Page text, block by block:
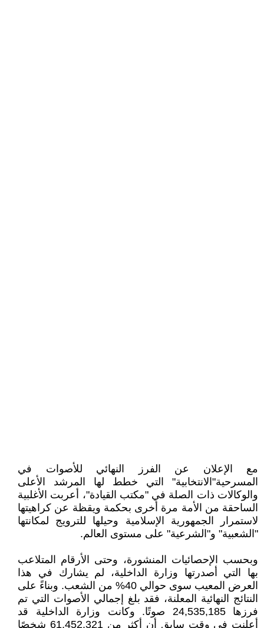
مع الإعلان عن الفرز النهائي للأصوات في
المسرحية"الانتخابية" التي خطط لها المرشد الأعلى
والوكالات ذات الصلة في "مكتب القيادة"، أعربت الأغلبية
الساحقة من الأمة مرة أخرى بحكمة ويقظة عن كراهيتها
لاستمرار الجمهورية الإسلامية وحيلها للترويج لمكانتها
"الشعبية" و"الشرعية" على مستوى العالم.
وبحسب الإحصائيات المنشورة، وحتى الأرقام المتلاعب
بها التي أصدرتها وزارة الداخلية، لم يشارك في هذا
العرض المعيب سوى حوالي 40% من الشعب. وبناءً على
النتائج النهائية المعلنة، فقد بلغ إجمالي الأصوات التي تم
فرزها 24,535,185 صوتًا. وكانت وزارة الداخلية قد
أعلنت في وقت سابق أن أكثر من 61,452,321 شخصًا